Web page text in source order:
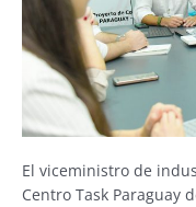
El viceministro de
Centro Task Paraguay